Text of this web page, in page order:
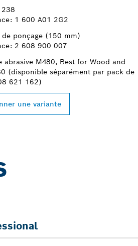
238
1 600 A01 2G2
de ponçage (150 mm)
2 608 900 007
abrasive M480, Best for Wood and
(disponible séparément par pack de
621 162)
une variante